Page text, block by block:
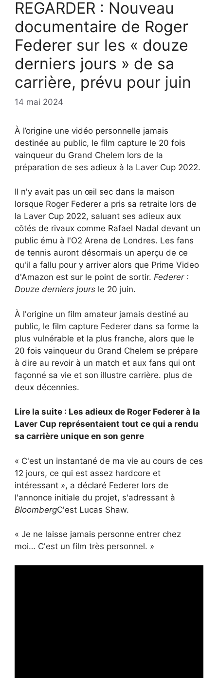
REGARDER : Nouveau
documentaire de Roger
Federer sur les « douze
derniers jours » de sa
carrière, prévu pour juin
14 mai 2024
À l’origine une vidéo personnelle jamais
destinée au public, le film capture le 20 fois
vainqueur du Grand Chelem lors de la
préparation de ses adieux à la Laver Cup 2022.
Il n'y avait pas un œil sec dans la maison
lorsque Roger Federer a pris sa retraite lors de
la Laver Cup 2022, saluant ses adieux aux
côtés de rivaux comme Rafael Nadal devant un
public ému à l'O2 Arena de Londres. Les fans
de tennis auront désormais un aperçu de ce
qu'il a fallu pour y arriver alors que Prime Video
d'Amazon est sur le point de sortir. Federer :
Douze derniers jours le 20 juin.
À l'origine un film amateur jamais destiné au
public, le film capture Federer dans sa forme la
plus vulnérable et la plus franche, alors que le
20 fois vainqueur du Grand Chelem se prépare
à dire au revoir à un match et aux fans qui ont
façonné sa vie et son illustre carrière. plus de
deux décennies.
Lire la suite : Les adieux de Roger Federer à la
Laver Cup représentaient tout ce qui a rendu
sa carrière unique en son genre
« C'est un instantané de ma vie au cours de ces
12 jours, ce qui est assez hardcore et
intéressant », a déclaré Federer lors de
l'annonce initiale du projet, s'adressant à
BloombergC'est Lucas Shaw.
« Je ne laisse jamais personne entrer chez
moi… C'est un film très personnel. »